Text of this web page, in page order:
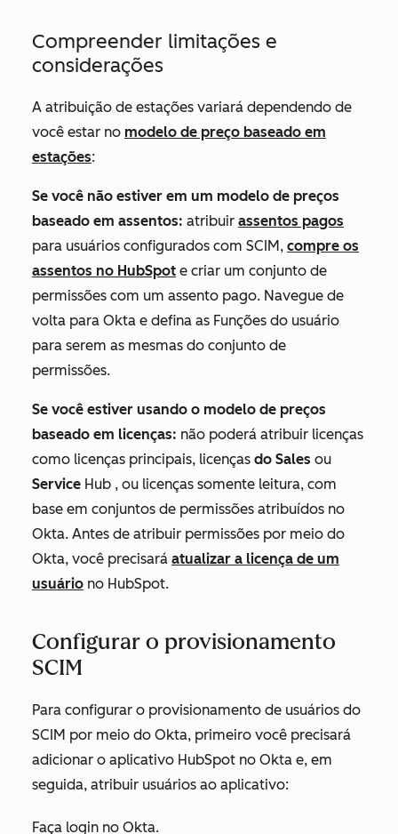
Compreender limitações e
considerações
A atribuição de estações variará dependendo de
você estar no modelo de preço baseado em
estações:
Se você não estiver em um modelo de preços
baseado em assentos: atribuir assentos pagos
para usuários configurados com SCIM, compre os
assentos no HubSpot e criar um conjunto de
permissões com um assento pago. Navegue de
volta para Okta e defina as Funções do usuário
para serem as mesmas do conjunto de
permissões.
Se você estiver usando o modelo de preços
baseado em licenças: não poderá atribuir licenças
como licenças principais, licenças do Sales ou
Service Hub , ou licenças somente leitura, com
base em conjuntos de permissões atribuídos no
Okta. Antes de atribuir permissões por meio do
Okta, você precisará atualizar a licença de um
usuário no HubSpot.
Configurar o provisionamento
SCIM
Para configurar o provisionamento de usuários do
SCIM por meio do Okta, primeiro você precisará
adicionar o aplicativo HubSpot no Okta e, em
seguida, atribuir usuários ao aplicativo:
Faça login no Okta.